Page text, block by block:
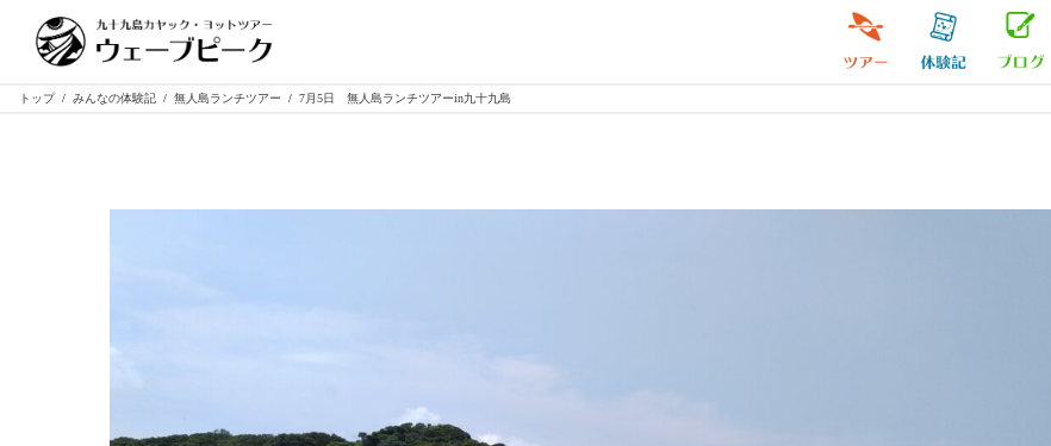
トップ / みんなの体験記 / 無人島ランチツアー / 7月5日 無人島ランチツアーin九十九島